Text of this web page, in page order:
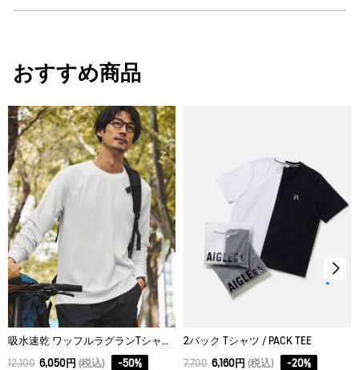
レギュラーフィット
モデル着用サイズ
メンズモデル(185cm)：M
レディースモデル(163cm)：白M、黒S
おすすめ商品
吸水速乾 ワッフルラグランTシャツ RP
12,100 6,050円 (税込) -50%
2パック Tシャツ / PACK TEE
7,700 6,160円 (税込) -20%